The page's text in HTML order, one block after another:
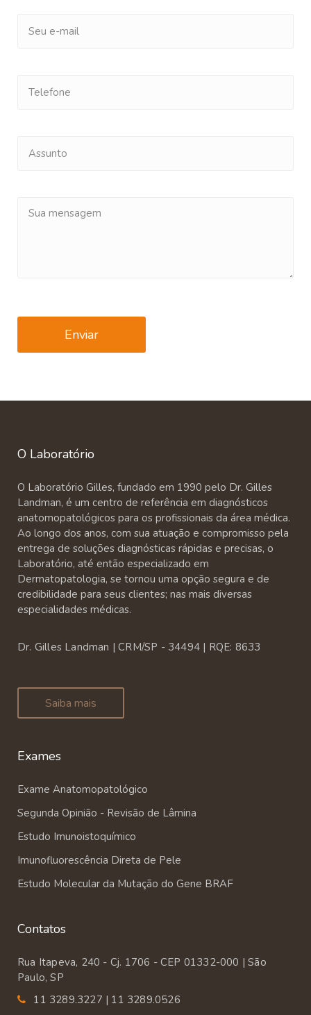
O Laboratório
O Laboratório Gilles, fundado em 1990 pelo Dr. Gilles
Landman, é um centro de referência em diagnósticos
anatomopatológicos para os profissionais da área médica.
Ao longo dos anos, com sua atuação e compromisso pela
entrega de soluções diagnósticas rápidas e precisas, o
Laboratório, até então especializado em
Dermatopatologia, se tornou uma opção segura e de
credibilidade para seus clientes; nas mais diversas
especialidades médicas.
Dr. Gilles Landman | CRM/SP - 34494 | RQE: 8633
Saiba mais
Exames
Exame Anatomopatológico
Segunda Opinião - Revisão de Lâmina
Estudo Imunoistoquímico
Imunofluorescência Direta de Pele
Estudo Molecular da Mutação do Gene BRAF
Contatos
Rua Itapeva, 240 - Cj. 1706 - CEP 01332-000 | São
Paulo, SP
11 3289.3227 | 11 3289.0526